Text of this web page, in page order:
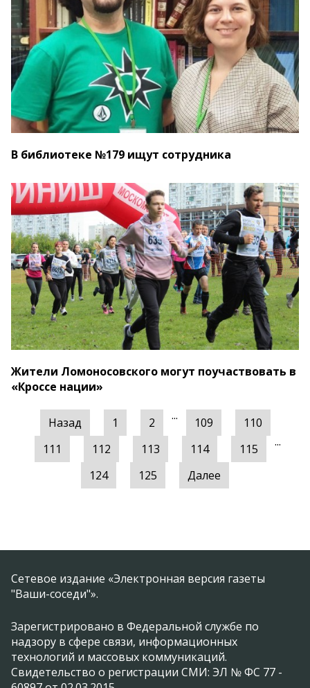
В библиотеке №179 ищут сотрудника
Жители Ломоносовского могут поучаствовать в
«Кроссе нации»
Назад 1 2 ... 109
110
111
112 113 114 115 ...
124 125 Далее
Сетевое издание «Электронная версия газеты
"Ваши-соседи"».
Зарегистрировано в Федеральной службе по
надзору в сфере связи, информационных
технологий и массовых коммуникаций.
Свидетельство о регистрации СМИ: ЭЛ № ФС 77 -